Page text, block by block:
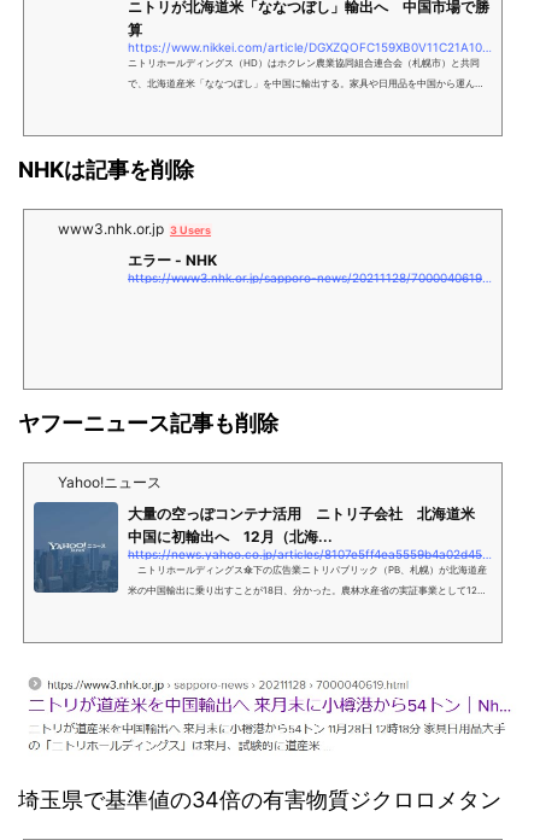
ニトリが北海道米「ななつぼし」輸出へ 中国市場で勝
算
https://www.nikkei.com/article/DGXZQOFC159XB0V11C21A1000000/
ニトリホールディングス（HD）はホクレン農業協同組合連合会（札幌市）と共同
で、北海道産米「ななつぼし」を中国に輸出する。家具や日用品を中国から運んだ
指す農林水産省からの
NHKは記事を削除
www3.nhk.or.jp 3 Users
エラー - NHK
https://www3.nhk.or.jp/sapporo-news/20211128/7000040619.html
ヤフーニュース記事も削除
Yahoo!ニュース
大量の空っぽコンテナ活用 ニトリ子会社 北海道米
中国に初輸出へ 12月（北海...
https://news.yahoo.co.jp/articles/
ニトリホールディングス傘下の広告業ニトリパブリック（PB、札幌）が北海道産
米の中国輸出に乗り出すことが18日、分かった。農林水産省の実証事業として12月
埼玉県で基準値の34倍の有害物質ジクロロメタン